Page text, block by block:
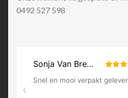
0492 527 598